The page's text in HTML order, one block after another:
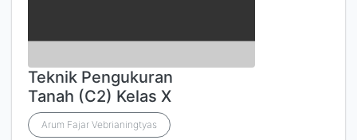
Teknik Pengukuran
Tanah (C2) Kelas X
Arum Fajar Vebrianingtyas